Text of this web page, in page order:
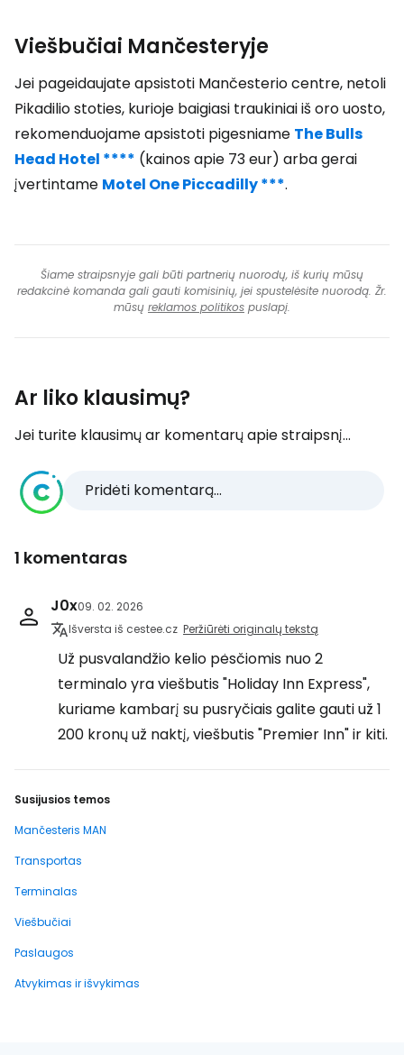
Viešbučiai Mančesteryje
Jei pageidaujate apsistoti Mančesterio centre, netoli
Pikadilio stoties, kurioje baigiasi traukiniai iš oro uosto,
rekomenduojame apsistoti pigesniame The Bulls
Head Hotel **** (kainos apie 73 eur) arba gerai
įvertintame Motel One Piccadilly ***.
Šiame straipsnyje gali būti partnerių nuorodų, iš kurių mūsų
redakcinė komanda gali gauti komisinių, jei spustelėsite nuorodą. Žr.
mūsų reklamos politikos puslapį.
Ar liko klausimų?
Jei turite klausimų ar komentarų apie straipsnį...
Pridėti komentarą...
1 komentaras
J0x09. 02. 2026
Išversta iš cestee.cz Peržiūrėti originalų tekstą
Už pusvalandžio kelio pėsčiomis nuo 2
terminalo yra viešbutis "Holiday Inn Express",
kuriame kambarį su pusryčiais galite gauti už 1
200 kronų už naktį, viešbutis "Premier Inn" ir kiti.
Susijusios temos
Mančesteris MAN
Transportas
Terminalas
Viešbučiai
Paslaugos
Atvykimas ir išvykimas